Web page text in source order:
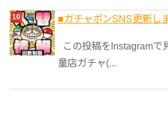
■ガチャポンSNS更新し
この投稿をInstagram
童店ガチャ(...